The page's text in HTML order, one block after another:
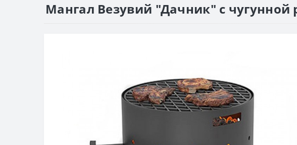
Мангал Везувий "Дачник" с